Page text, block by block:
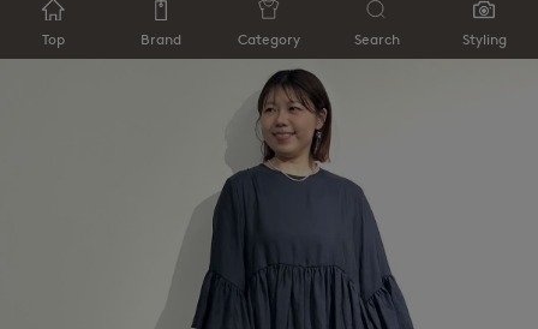
Top Brand Category Search Styling